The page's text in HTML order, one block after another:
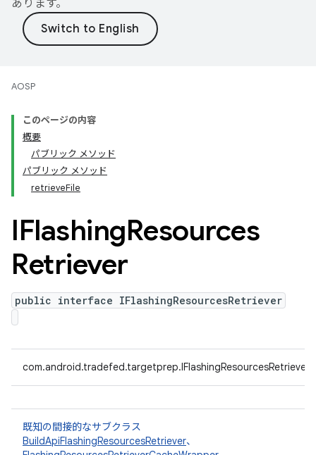
あります。
AOSP
このページの内容
概要
パブリック メソッド
パブリック メソッド
retrieveFile
IFlashingResources
Retriever
public interface IFlashingResourcesRetriever
com.android.tradefed.targetprep.IFlashingResourcesRetriever
既知の間接的なサブクラス
BuildApiFlashingResourcesRetriever、